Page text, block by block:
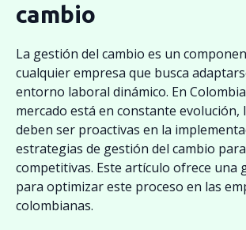
cambio
La gestión del cambio es un
cualquier empresa que busca
entorno laboral dinámico. En
mercado está en constante evolución,
deben ser proactivas en la
estrategias de gestión del cambio
competitivas. Este artículo ofrece una
para optimizar este proceso en las
colombianas.